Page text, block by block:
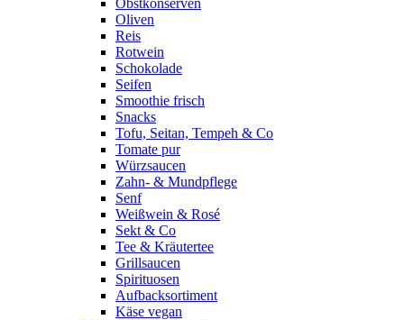
Obstkonserven
Oliven
Reis
Rotwein
Schokolade
Seifen
Smoothie frisch
Snacks
Tofu, Seitan, Tempeh & Co
Tomate pur
Würzsaucen
Zahn- & Mundpflege
Senf
Weißwein & Rosé
Sekt & Co
Tee & Kräutertee
Grillsaucen
Spirituosen
Aufbacksortiment
Käse vegan